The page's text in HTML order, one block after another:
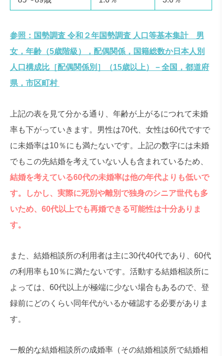
参照：国勢調査 令和２年国勢調査 人口等基本集計 男
女，年齢（5歳階級），配偶関係，国籍総数か日本人別
人口構成比［配偶関係別］（15歳以上）－全国，都道府
県，市区町村
上記の表を見て分かる通り、年齢が上がるにつれて未婚
率も下がっていきます。男性は70代、女性は60代ですで
に未婚率は10％にも満たないです。上記の数字には未婚
でもこの先結婚を考えていない人も含まれているため、
結婚を考えている60代の未婚率は他の年代よりも低いで
す。しかし、実際に死別や離別で独身のシニア世代も多
いため、60代以上でも再婚できる可能性は十分ありま
す。
また、結婚相談所の利用者は主に30代40代であり、60代
の利用率も10％に満たないです。活動する結婚相談所に
よっては、60代以上が極端に少ない場合もあるので、登
録前にどのくらい同年代がいるか確認する必要がありま
す。
一般的な結婚相談所の成婚率（その結婚相談所で結婚相